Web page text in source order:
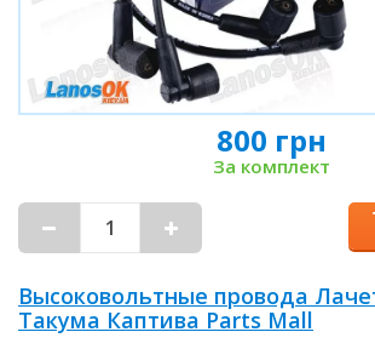
800 грн
За комплект
Высоковольтные провода
Такума Каптива Parts Mall